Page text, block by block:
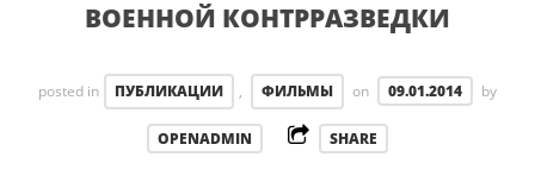
ВОЕННОЙ КОНТРРАЗВЕДКИ
posted in ПУБЛИКАЦИИ , ФИЛЬМЫ on 09.01.2014 by
OPENADMIN SHARE